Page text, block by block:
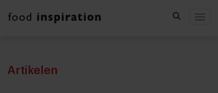
Artikelen